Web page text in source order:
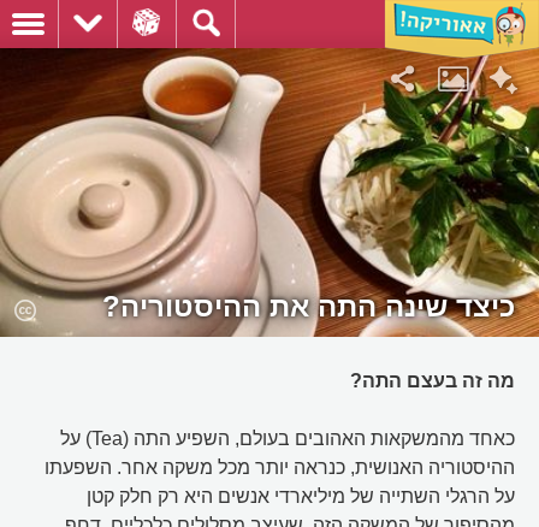
כיצד שינה התה את ההיסטוריה?
מה זה בעצם התה?
כאחד מהמשקאות האהובים בעולם, השפיע התה (Tea) על
ההיסטוריה האנושית, כנראה יותר מכל משקה אחר. השפעתו
על הרגלי השתייה של מיליארדי אנשים היא רק חלק קטן